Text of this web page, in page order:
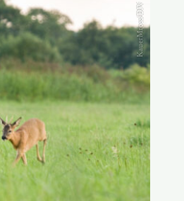
KauerMross/DJV